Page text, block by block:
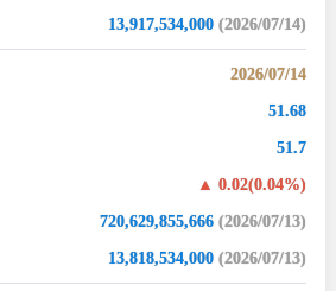
13,917,534,000 (2026/07/14)
2026/07/14
51.68
51.7
0.02(0.04%)
720,629,855,666 (2026/07/13)
13,818,534,000 (2026/07/13)